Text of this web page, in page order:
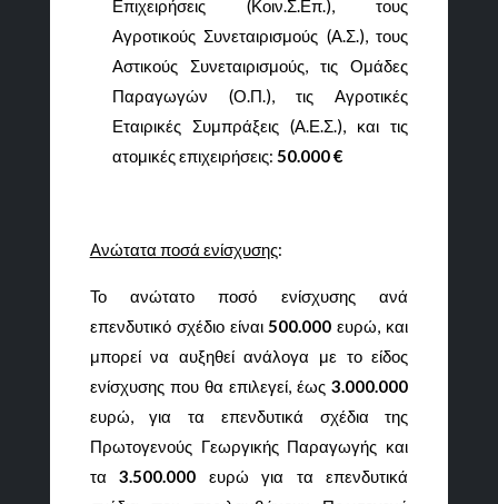
Επιχειρήσεις (Κοιν.Σ.Επ.), τους
Αγροτικούς Συνεταιρισμούς (Α.Σ.), τους
Αστικούς Συνεταιρισμούς, τις Ομάδες
Παραγωγών (Ο.Π.), τις Αγροτικές
Εταιρικές Συμπράξεις (Α.Ε.Σ.), και τις
ατομικές επιχειρήσεις: 50.000 €
Ανώτατα ποσά ενίσχυσης:
Το ανώτατο ποσό ενίσχυσης ανά
επενδυτικό σχέδιο είναι500.000ευρώ, και
μπορεί να αυξηθεί ανάλογα με το είδος
ενίσχυσης που θα επιλεγεί, έως3.000.000
ευρώ, για τα επενδυτικά σχέδια της
Πρωτογενούς Γεωργικής Παραγωγής και
τα3.500.000 ευρώ για τα επενδυτικά